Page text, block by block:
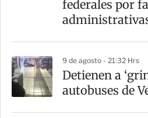
federales por
9 de agosto - 21:32 Hrs
Detienen a
autobuses de